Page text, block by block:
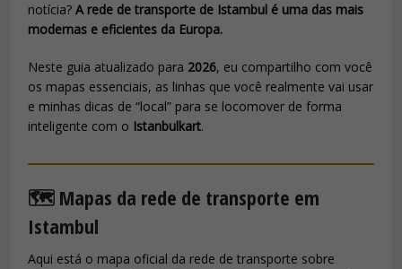
notícia?A rede de transporte de Istambul é uma das mais
modernas e eficientes da Europa.
Neste guia atualizado para 2026, eu compartilho com você
os mapas essenciais, as linhas que você realmente vai usar
e minhas dicas de “local” para se locomover de forma
inteligente com o Istanbulkart.
🗺️ Mapas da rede de transporte em
Istambul
Aqui está o mapa oficial da rede de transporte sobre